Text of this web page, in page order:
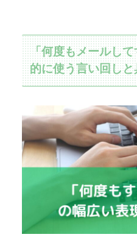
「何度もメールし
的に使う言い回し